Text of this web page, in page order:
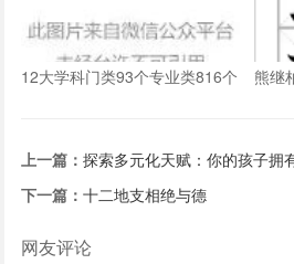
12大学科门类93个专业类816个
熊继
上一篇：探索多元化天赋：你的孩子拥
下一篇：十二地支相绝与德
网友评论